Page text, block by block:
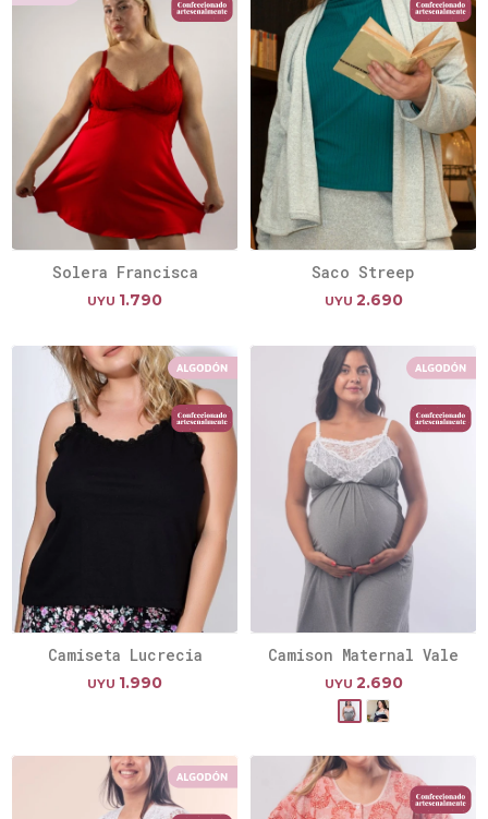
Solera Francisca
UYU 1.790
Saco Streep
UYU 2.690
Camiseta Lucrecia
UYU 1.990
Camison Maternal Vale
UYU 2.690